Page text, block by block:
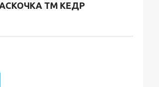
ТМ КЕДР